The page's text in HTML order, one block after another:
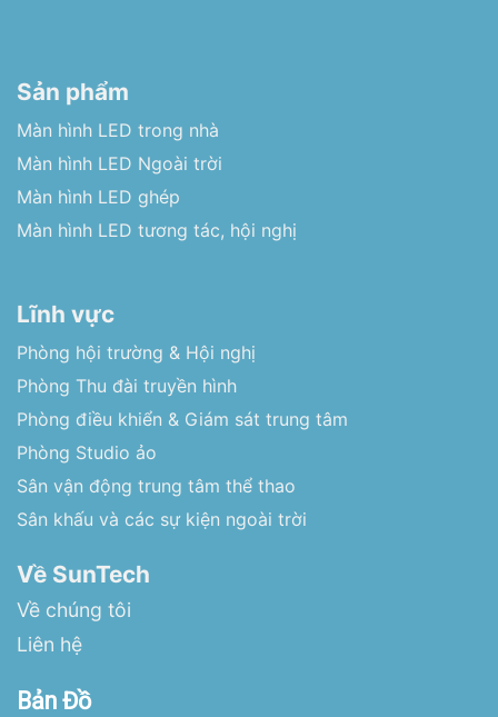
Sản phẩm
Màn hình LED trong nhà
Màn hình LED Ngoài trời
Màn hình LED ghép
Màn hình LED tương tác, hội nghị
Lĩnh vực
Phòng hội trường & Hội nghị
Phòng Thu đài truyền hình
Phòng điều khiển & Giám sát trung tâm
Phòng Studio ảo
Sân vận động trung tâm thể thao
Sân khấu và các sự kiện ngoài trời
Về SunTech
Về chúng tôi
Liên hệ
Bản Đồ